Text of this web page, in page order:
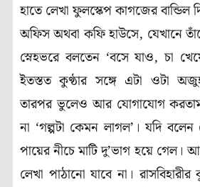
হাতে লেখা ফুলস্কেপ কাগজের বান্ডিল
অফিস অথবা কফি হাউসে, যেখানে
স্নেহভরে বলতেন ‘বসে যাও, চা
ইতস্তত কুণ্ঠার সঙ্গে এটা ওটা
তারপর ভুলেও আর যোগাযোগ
না ‘গল্পটা কেমন লাগল’। যদি
পায়ের নীচে মাটি দু’ভাগ হয়ে
লেখা পাঠানো যাবে না।